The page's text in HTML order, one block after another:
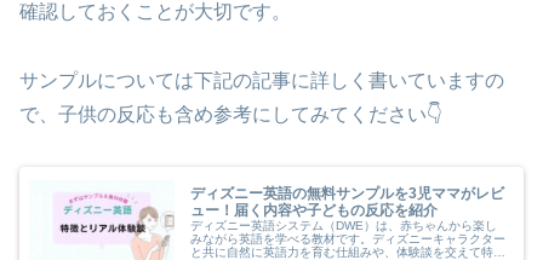
確認しておくことが大切です。
サンプルについては下記の記事に詳しく書いていますの
で、子供の反応も含め参考にしてみてください👇
ディズニー英語の無料サンプルを3児ママがレビ
ュー！届く内容や子どもの反応を紹介
ディズニー英語システム（DWE）は、赤ちゃんから楽し
みながら英語を学べる教材です。ディズニーキャラクター
と共に自然に英語力を育む仕組みや、体験談を交えて特徴